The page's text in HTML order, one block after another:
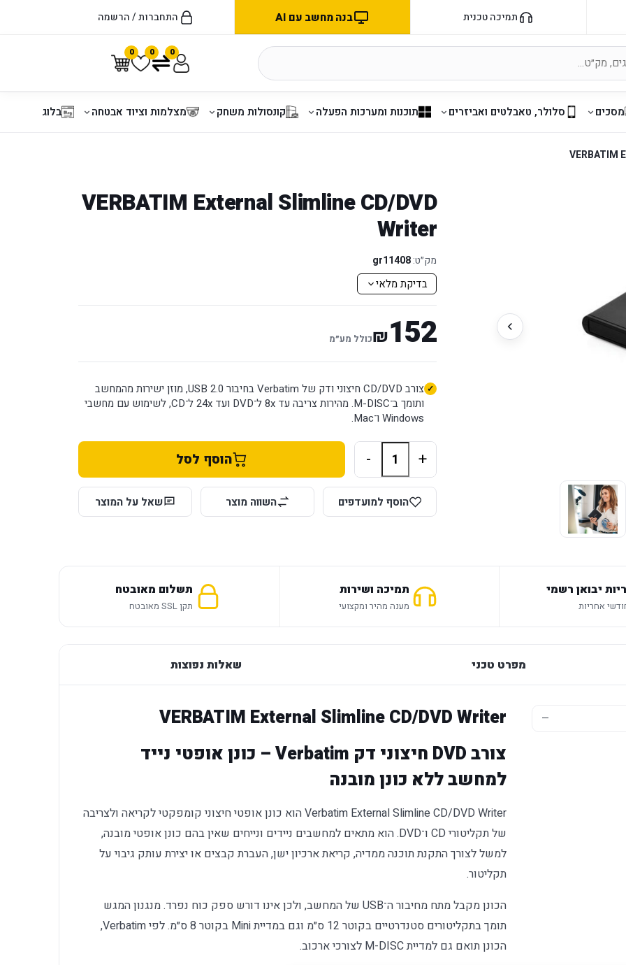
תמיכה טכנית בנה מחשב עם AI התחברות / הרשמה
0 0 0
מסכים סלולר, טאבלטים ואביזרים תוכנות ומערכות הפעלה קונסולות משחק מצלמות וציוד אבטחה בלוג
VERBATIM
VERBATIM External Slimline CD/DVD
Writer
מק״ט:gr11408
בדיקת מלאי
152
₪כולל מע״מ
צורב CD/DVD חיצוני ודק של Verbatim בחיבור USB 2.0, מוזן ישירות מהמחשב
ותומך ב־M-DISC. מהירות צריבה עד 8x ל־DVD ועד 24x ל־CD, לשימוש עם מחשבי
Windows ו־Mac.
+
- הוסף לסל
הוסף למועדפים השווה מוצר שאל על המוצר
יבואן רשמי תמיכה ושירות
מענה מהיר ומקצועי
תשלום מאובטח
תקן SSL מאובטח
מפרט טכני שאלות נפוצות
—
VERBATIM External Slimline CD/DVD Writer
צורב DVD חיצוני דק Verbatim – כונן אופטי נייד
למחשב ללא כונן מובנה
Verbatim External Slimline CD/DVD Writer הוא כונן אופטי חיצוני קומפקטי לקריאה ולצריבה
של תקליטורי CD ו־DVD. הוא מתאים למחשבים ניידים ונייחים שאין בהם כונן אופטי מובנה,
למשל לצורך התקנת תוכנה ממדיה, קריאת ארכיון ישן, העברת קבצים או יצירת עותק גיבוי על
תקליטור.
הכונן מקבל מתח מחיבור ה־USB של המחשב, ולכן אינו דורש ספק כוח נפרד. מנגנון המגש
תומך בתקליטורים סטנדרטיים בקוטר 12 ס״מ וגם במדיית Mini בקוטר 8 ס״מ. לפי Verbatim,
הכונן תואם גם למדיית M-DISC לצורכי ארכוב.